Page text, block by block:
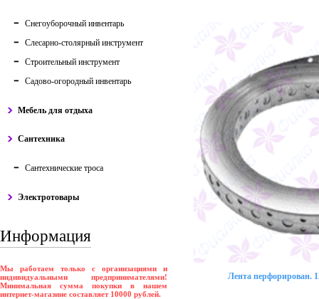
Снегоуборочный инвентарь
Слесарно-столярный инструмент
Строительный инструмент
Садово-огородный инвентарь
Мебель для отдыха
Сантехника
Сантехнические троса
Электротовары
Информация
Мы работаем только с организациями и
индивидуальными предпринимателями!
Минимальная сумма покупки в нашем
интернет-магазине составляет 10000 рублей.
Лента перфорирован.